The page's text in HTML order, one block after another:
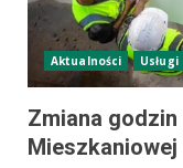
Aktualności Usługi
Zmiana
Mieszkaniowej